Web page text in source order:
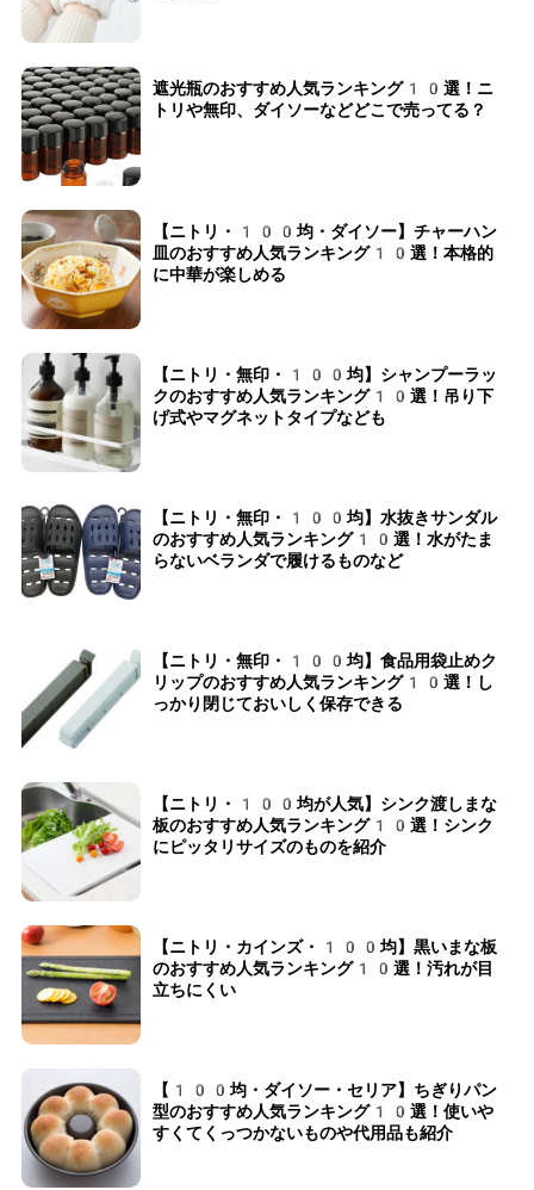
遮光瓶のおすすめ人気ランキング10選！ニ
トリや無印、ダイソーなどどこで売ってる？
【ニトリ・100均・ダイソー】チャーハン
皿のおすすめ人気ランキング10選！本格的
に中華が楽しめる
【ニトリ・無印・100均】シャンプーラッ
クのおすすめ人気ランキング10選！吊り下
げ式やマグネットタイプなども
【ニトリ・無印・100均】水抜きサンダル
のおすすめ人気ランキング10選！水がたま
らないベランダで履けるものなど
【ニトリ・無印・100均】食品用袋止めク
リップのおすすめ人気ランキング10選！し
っかり閉じておいしく保存できる
【ニトリ・100均が人気】シンク渡しまな
板のおすすめ人気ランキング10選！シンク
にピッタリサイズのものを紹介
【ニトリ・カインズ・100均】黒いまな板
のおすすめ人気ランキング10選！汚れが目
立ちにくい
【100均・ダイソー・セリア】ちぎりパン
型のおすすめ人気ランキング10選！使いや
すくてくっつかないものや代用品も紹介